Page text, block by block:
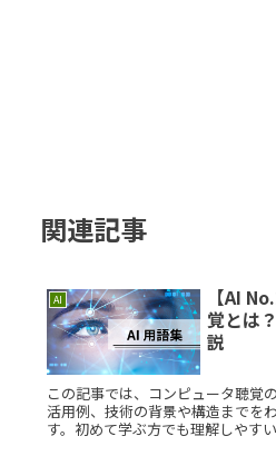
関連記事
AI
【AI
覚とは
説
この記事では、コンピュータ聴覚
活用例、技術の背景や構造までを
す。初めて学ぶ方でも理解しやす